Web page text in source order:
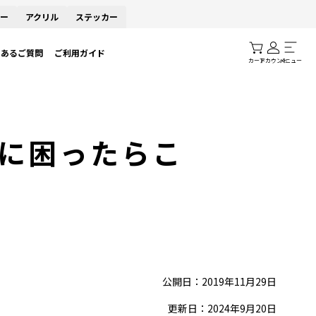
アクリル ステッカー
るご質問 ご利用ガイド
カートアカウントメニュー
困ったらこ
公開日：2019年11月29日
更新日：2024年9月20日